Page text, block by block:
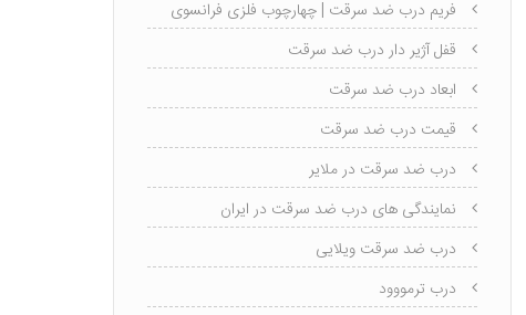
فریم درب ضد سرقت | چهارچوب فلزی فرانسوی
قفل آژیر دار درب ضد سرقت
ابعاد درب ضد سرقت
قیمت درب ضد سرقت
درب ضد سرقت در ملایر
نمایندگی های درب ضد سرقت در ایران
درب ضد سرقت ویلایی
درب ترمووود